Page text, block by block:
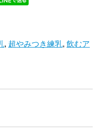
, 超やみつき練乳, 飲むア